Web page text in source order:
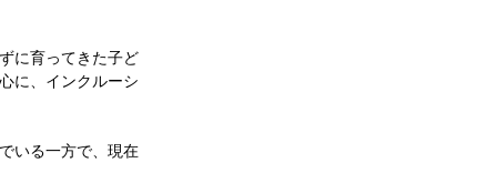
に育ってきた子ど
に、インクルーシ
いる一方で、現在